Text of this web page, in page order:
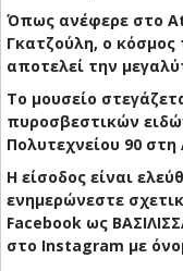
Όπως ανέφερε στο
Γκατζούλη, ο κόσμος
αποτελεί την
Το μουσείο
πυροσβεστικών
Πολυτεχνείου 90 στη
Η είσοδος είναι
ενημερώνεστε
Facebook ως
στο Instagram με